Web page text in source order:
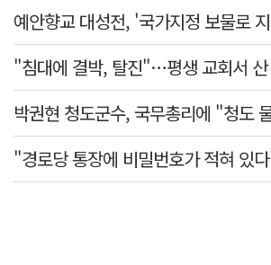
예안향교 대성전, '국가지정 보물로